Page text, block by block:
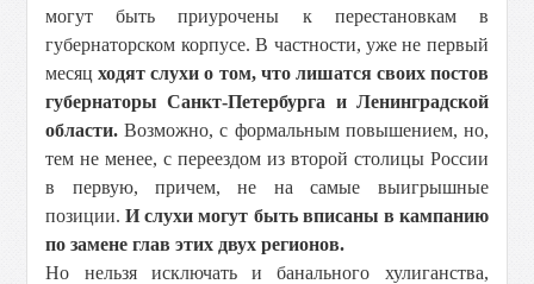
могут быть приурочены к перестановкам в
губернаторском корпусе. В частности, уже не первый
месяц ходят слухи о том, что лишатся своих постов
губернаторы Санкт-Петербурга и Ленинградской
области. Возможно, с формальным повышением, но,
тем не менее, с переездом из второй столицы России
в первую, причем, не на самые выигрышные
позиции.И слухи могут быть вписаны в кампанию
по замене глав этих двух регионов.
Но нельзя исключать и банального хулиганства,